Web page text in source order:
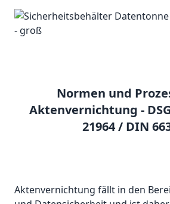
Normen und
Aktenvernichtung -
21964 / DIN
Aktenvernichtung fällt in den